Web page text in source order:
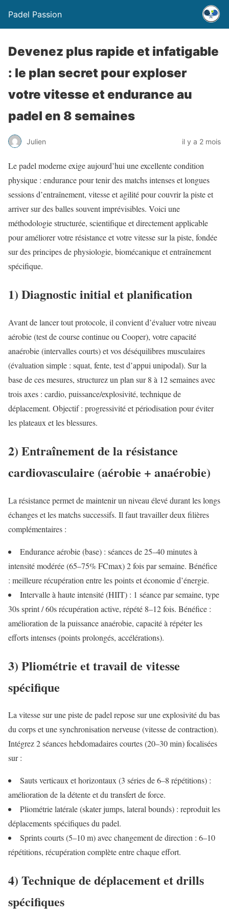
Padel Passion
Devenez plus rapide et infatigable
: le plan secret pour exploser
votre vitesse et endurance au
padel en 8 semaines
Julien il y a 2 mois
Le padel moderne exige aujourd’hui une excellente condition
physique : endurance pour tenir des matchs intenses et longues
sessions d’entraînement, vitesse et agilité pour couvrir la piste et
arriver sur des balles souvent imprévisibles. Voici une
méthodologie structurée, scientifique et directement applicable
pour améliorer votre résistance et votre vitesse sur la piste, fondée
sur des principes de physiologie, biomécanique et entraînement
spécifique.
1) Diagnostic initial et planification
Avant de lancer tout protocole, il convient d’évaluer votre niveau
aérobie (test de course continue ou Cooper), votre capacité
anaérobie (intervalles courts) et vos déséquilibres musculaires
(évaluation simple : squat, fente, test d’appui unipodal). Sur la
base de ces mesures, structurez un plan sur 8 à 12 semaines avec
trois axes : cardio, puissance/explosivité, technique de
déplacement. Objectif : progressivité et périodisation pour éviter
les plateaux et les blessures.
2) Entraînement de la résistance
cardiovasculaire (aérobie + anaérobie)
La résistance permet de maintenir un niveau élevé durant les longs
échanges et les matchs successifs. Il faut travailler deux filières
complémentaires :
Endurance aérobie (base) : séances de 25–40 minutes à
intensité modérée (65–75% FCmax) 2 fois par semaine. Bénéfice
: meilleure récupération entre les points et économie d’énergie.
Intervalle à haute intensité (HIIT) : 1 séance par semaine, type
30s sprint / 60s récupération active, répété 8–12 fois. Bénéfice :
amélioration de la puissance anaérobie, capacité à répéter les
efforts intenses (points prolongés, accélérations).
3) Pliométrie et travail de vitesse
spécifique
La vitesse sur une piste de padel repose sur une explosivité du bas
du corps et une synchronisation nerveuse (vitesse de contraction).
Intégrez 2 séances hebdomadaires courtes (20–30 min) focalisées
sur :
Sauts verticaux et horizontaux (3 séries de 6–8 répétitions) :
amélioration de la détente et du transfert de force.
Pliométrie latérale (skater jumps, lateral bounds) : reproduit les
déplacements spécifiques du padel.
Sprints courts (5–10 m) avec changement de direction : 6–10
répétitions, récupération complète entre chaque effort.
4) Technique de déplacement et drills
spécifiques